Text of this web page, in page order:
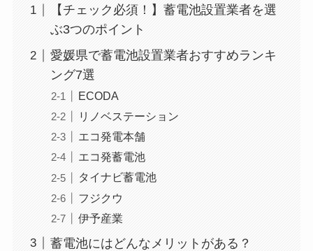
【チェック必須！】蓄電池設置業者を選
ぶ3つのポイント
愛媛県で蓄電池設置業者おすすめランキ
ング7選
ECODA
リノベステーション
エコ発電本舗
エコ発蓄電池
タイナビ蓄電池
フジクウ
伊予産業
蓄電池にはどんなメリットがある？